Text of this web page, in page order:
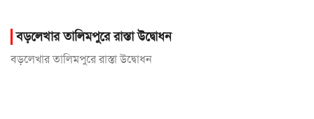
বড়লেখার তালিমপুরে রাস্তা উদ্বোধন
বড়লেখার তালিমপুরে রাস্তা উদ্বোধন